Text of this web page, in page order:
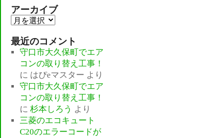
アーカイブ
ア
カ
イ
最近のコメント
守口市大久保町でエア
コンの取り替え工事！
に はぴeマスター より
守口市大久保町でエア
コンの取り替え工事！
に杉本しろう より
三菱のエコキュート
C20のエラーコードが